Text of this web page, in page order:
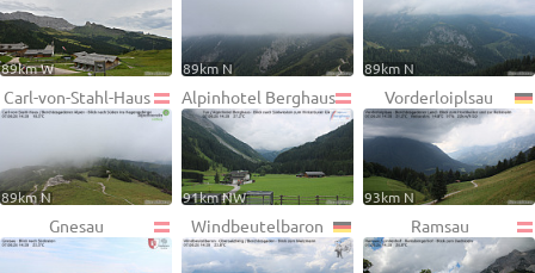
89km W 89km N 89km N
Carl-von-Stahl-Haus
89km N
Alpinhotel Berghaus
91km NW
Vorderloiplsau
93km N
Gnesau Windbeutelbaron Ramsau